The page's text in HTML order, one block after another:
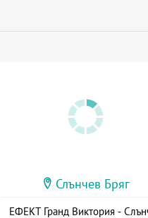
Слънчев Бряг
ЕФЕКТ Гранд Виктория -